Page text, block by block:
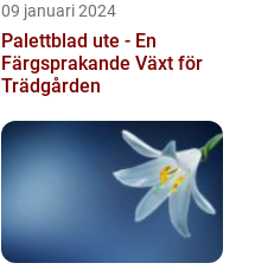
09 januari 2024
Palettblad ute - En
Färgsprakande Växt för
Trädgården